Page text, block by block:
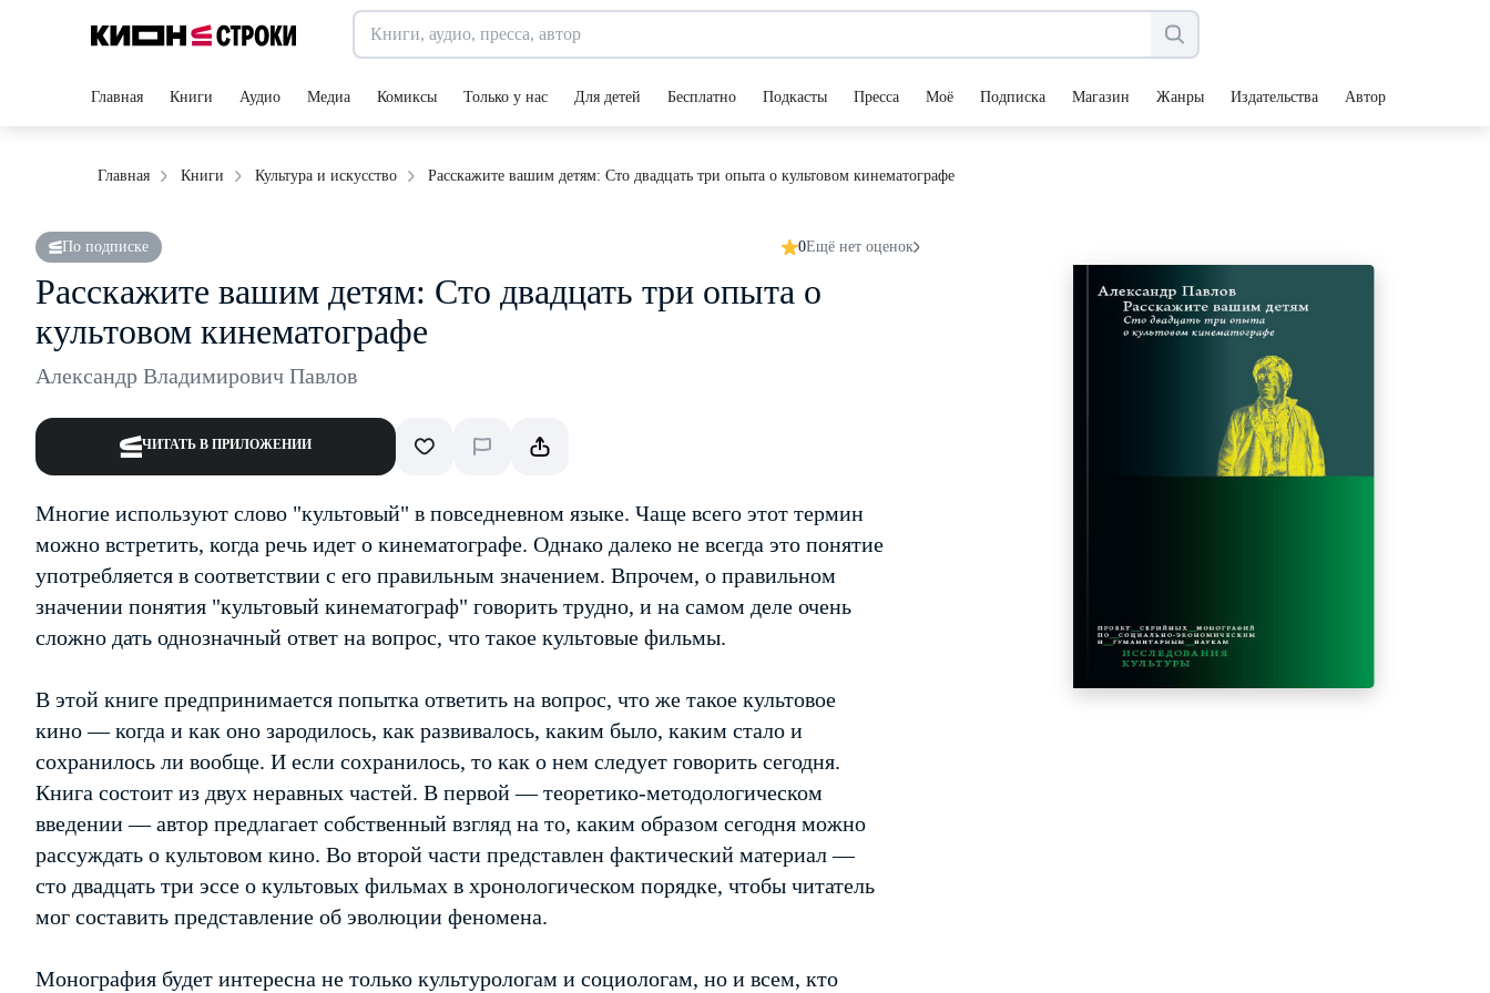
Главная Книги Аудио Медиа Комиксы Только у нас Для детей Бесплатно Подкасты Пресса Моё Подписка Магазин Жанры Издательства Авторы
Главная Книги Культура и искусство Расскажите вашим детям: Сто двадцать три опыта о культовом кинематографе
По подписке 0Ещё нет оценок
Расскажите вашим детям: Сто двадцать три опыта о
культовом кинематографе
Александр Владимирович Павлов
ЧИТАТЬ В ПРИЛОЖЕНИИ
Многие используют слово "культовый" в повседневном языке. Чаще всего этот термин
можно встретить, когда речь идет о кинематографе. Однако далеко не всегда это понятие
употребляется в соответствии с его правильным значением. Впрочем, о правильном
значении понятия "культовый кинематограф" говорить трудно, и на самом деле очень
сложно дать однозначный ответ на вопрос, что такое культовые фильмы.
В этой книге предпринимается попытка ответить на вопрос, что же такое культовое
кино — когда и как оно зародилось, как развивалось, каким было, каким стало и
сохранилось ли вообще. И если сохранилось, то как о нем следует говорить сегодня.
Книга состоит из двух неравных частей. В первой — теоретико-методологическом
введении — автор предлагает собственный взгляд на то, каким образом сегодня можно
рассуждать о культовом кино. Во второй части представлен фактический материал —
сто двадцать три эссе о культовых фильмах в хронологическом порядке, чтобы читатель
мог составить представление об эволюции феномена.
Монография будет интересна не только культурологам и социологам, но и всем, кто